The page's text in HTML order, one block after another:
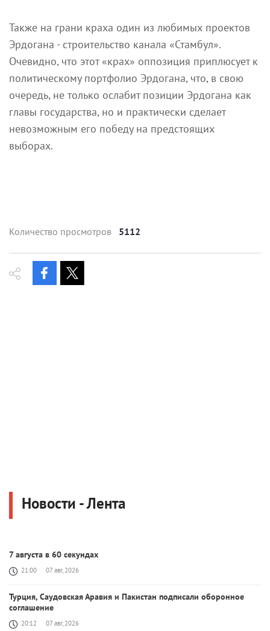
Также на грани краха один из любимых проектов
Эрдогана - строительство канала «Стамбул».
Очевидно, что этот «крах» оппозиция приплюсует к
политическому портфолио Эрдогана, что, в свою
очередь, не только ослабит позиции Эрдогана как
главы государства, но и практически сделает
невозможным его победу на предстоящих
выборах.
Количество просмотров 5112
Новости - Лента
7 августа в 60 секундах
21:00 07 авг, 2026
Турция, Саудовская Аравия и Пакистан подписали оборонное
соглашение
20:12 07 авг, 2026